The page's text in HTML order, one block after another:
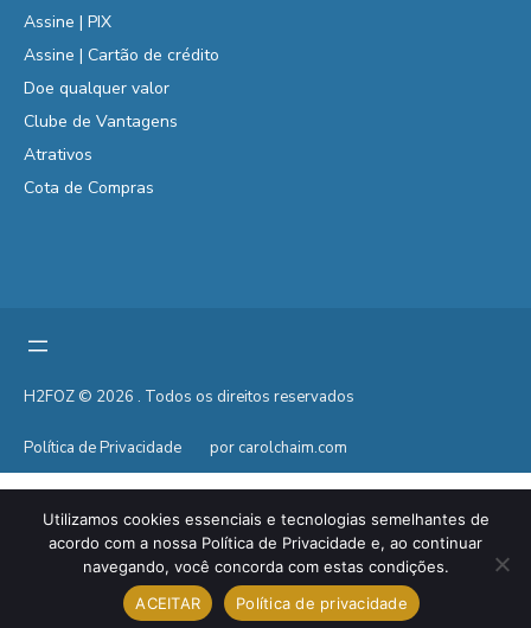
Assine | PIX
Assine | Cartão de crédito
Doe qualquer valor
Clube de Vantagens
Atrativos
Cota de Compras
H2FOZ © 2026 . Todos os direitos reservados
Política de Privacidade por carolchaim.com
Utilizamos cookies essenciais e tecnologias semelhantes de
acordo com a nossa Política de Privacidade e, ao continuar
navegando, você concorda com estas condições.
ACEITAR
Política de privacidade